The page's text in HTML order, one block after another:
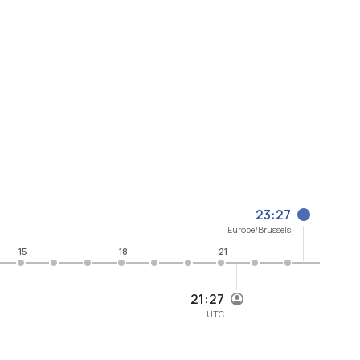
21:27
UTC
23:27
Europe/Brussels
15 18 21